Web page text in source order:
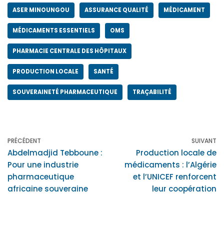
ASER MINOUNGOU ASSURANCE QUALITÉ MÉDICAMENT
MÉDICAMENTS ESSENTIELS OMS
PHARMACIE CENTRALE DES HÔPITAUX
PRODUCTION LOCALE SANTÉ
SOUVERAINETÉ PHARMACEUTIQUE TRAÇABILITÉ
PRÉCÉDENT
Abdelmadjid Tebboune :
Pour une industrie
pharmaceutique
africaine souveraine
SUIVANT
Production locale de
médicaments : l’Algérie
et l’UNICEF renforcent
leur coopération